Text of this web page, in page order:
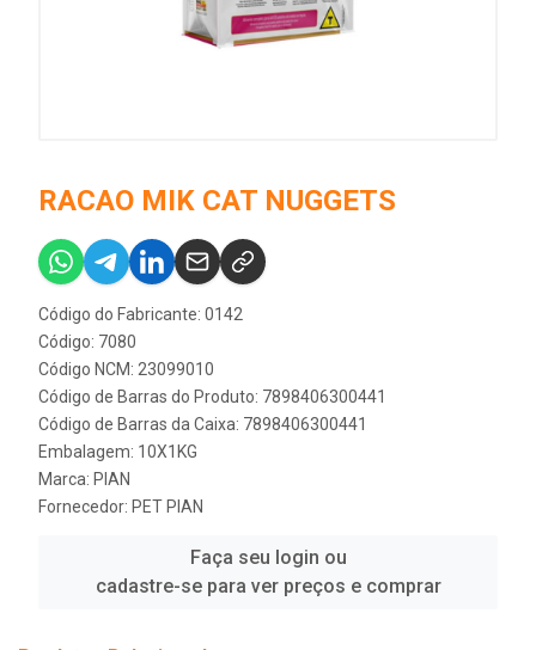
RACAO MIK CAT NUGGETS
Código do Fabricante: 0142
Código: 7080
Código NCM: 23099010
Código de Barras do Produto: 7898406300441
Código de Barras da Caixa: 7898406300441
Embalagem: 10X1KG
Marca: PIAN
Fornecedor: PET PIAN
Faça seu login ou
cadastre-se para ver preços e comprar